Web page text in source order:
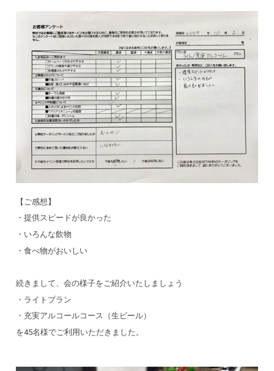
【ご感想】
・提供スピードが良かった
・いろんな飲物
・食べ物がおいしい
続きまして、会の様子をご紹介いたしましょう
・ライトプラン
・充実アルコールコース（生ビール）
を45名様でご利用いただきました。